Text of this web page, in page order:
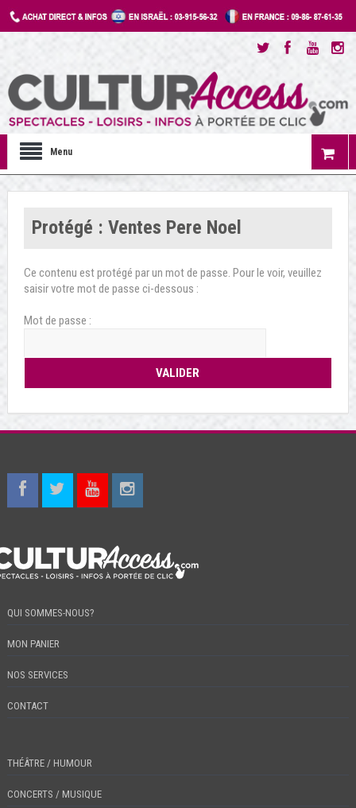
Menu
Protégé : Ventes Pere Noel
Ce contenu est protégé par un mot de passe. Pour le voir, veuillez
saisir votre mot de passe ci-dessous :
Mot de passe :
QUI SOMMES-NOUS?
MON PANIER
NOS SERVICES
CONTACT
THÉÂTRE / HUMOUR
CONCERTS / MUSIQUE